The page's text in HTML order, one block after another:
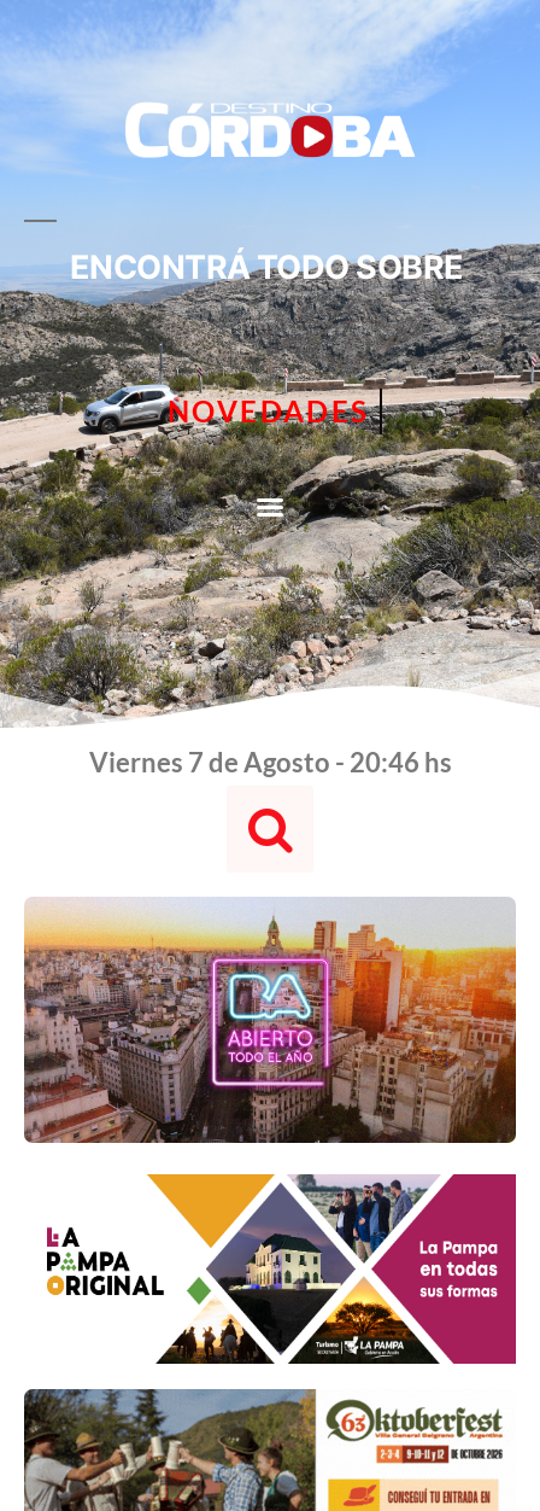
ENCONTRÁ TODO SOBRE
CIRCUITOS
Viernes 7 de Agosto - 20:46 hs